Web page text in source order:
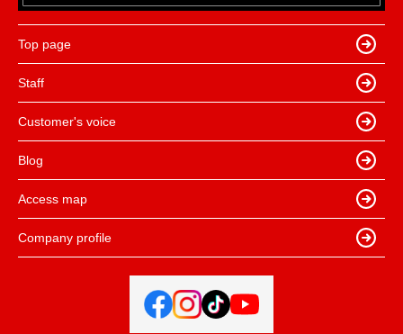
Top page
Staff
Customer's voice
Blog
Access map
Company profile